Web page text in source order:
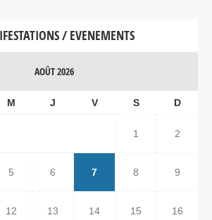
/ EVENEMENTS
AOÛT 2026
M J V S D
1 2
5 6 7 8 9
12 13 14 15 16